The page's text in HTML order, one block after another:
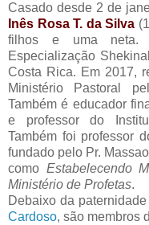
Casado desde 2 de
Inês Rosa T. da Silva
filhos e uma neta.
Especialização
Costa Rica. Em 2017,
Ministério Pastoral
Também é educador
e professor do
Também foi professor
fundado pelo Pr.
como Estabelecendo
Ministério de Profetas.
Debaixo da
Cardoso, são membros